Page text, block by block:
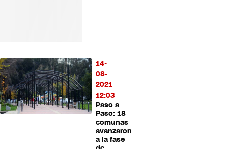
14-
08-
2021
12:03
Paso a
Paso: 18
comunas
avanzaron
a la fase